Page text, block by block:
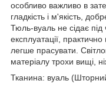
особливо важливо в
гладкість і м'якість,
Тюль-вуаль не сідає
експлуатації,
легше прасувати.
матеріалу трохи вищі,
Тканина: вуаль